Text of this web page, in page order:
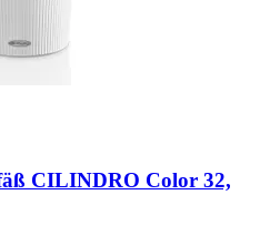
CILINDRO Color 32,